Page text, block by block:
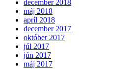
december 2018
máj 2018
apríl 2018
december 2017
október 2017
júl 2017
jún 2017
máj 2017